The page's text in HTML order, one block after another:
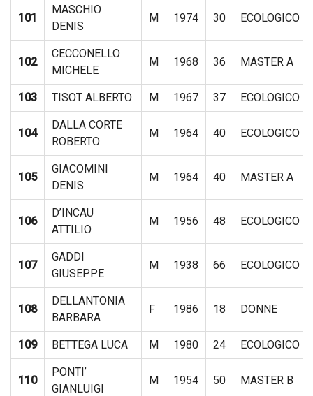
101
MASCHIO
DENIS
M 1974 30 ECOLOGICO
102
CECCONELLO
MICHELE
M 1968 36 MASTER A
103 TISOT ALBERTO M 1967 37 ECOLOGICO
104
DALLA CORTE
ROBERTO
M 1964 40 ECOLOGICO
105
GIACOMINI
DENIS
M 1964 40 MASTER A
106
D’INCAU
ATTILIO
M 1956 48 ECOLOGICO
107
GADDI
GIUSEPPE
M 1938 66 ECOLOGICO
108
DELLANTONIA
BARBARA
F 1986 18 DONNE
109 BETTEGA LUCA M 1980 24 ECOLOGICO
110
PONTI’
GIANLUIGI
M 1954 50 MASTER B